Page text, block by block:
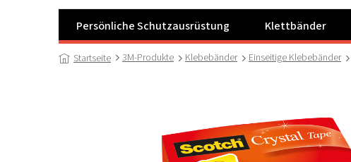
Persönliche Schutzausrüstung Klettbänder
Startseite 3M-Produkte Klebebänder Einseitige Klebebänder